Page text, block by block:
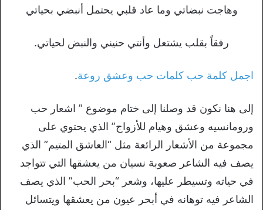
وهاجت نبضاتي وما عاد قلبي يحتمل أنبضي بحياتي
رفقاً بقلب يشتعل وأنتي حنيني والنبض لحياتي.
اجمل كلمة حب كلمات حب وعشق روعة.
إلى هنا نكون قد وصلنا إلى ختام موضوع ” اشعار حب
ورومانسيه وعشق وهيام للأزواج” الذي يحتوي على
مجموعة من الأشعار الرائعة مثل “العاشق المتيم” الذي
يصف فيه الشاعر صعوبة نسيان من يعشقها التي تتواجد
في حياته وتسيطر عليها، وشعر “بحر الحب” الذي يصف
الشاعر فيه توهانه في أبحر عيون من يعشقها ويتسائل